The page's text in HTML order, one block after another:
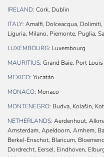
IRELAND: Cork, Dublin
ITALY: Amalfi, Dolceacqua, Dolimiti,
Liguria, Milano, Piemonte, Puglia,
LUXEMBOURG: Luxembourg
MAURITIUS: Grand Baie, Port Louis
MEXICO: Yucatán
MONACO: Monaco
MONTENEGRO: Budva, Kolašin,
NETHERLANDS: Aerdenhout,
Amsterdam, Apeldoorn, Arnhem,
Berkel-Enschot, Blaricum,
Dordrecht, Eersel, Eindhoven,